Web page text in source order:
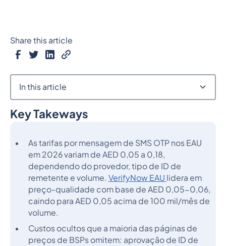
Key Takeways
As tarifas por mensagem de SMS OTP nos EAU
em 2026 variam de AED 0,05 a 0,18,
dependendo do provedor, tipo de ID de
remetente e volume. VerifyNow EAU lidera em
preço-qualidade com base de AED 0,05-0,06,
caindo para AED 0,05 acima de 100 mil/mês de
volume.
Custos ocultos que a maioria das páginas de
preços de BSPs omitem: aprovação de ID de
Share this article
In this article
Heading 2